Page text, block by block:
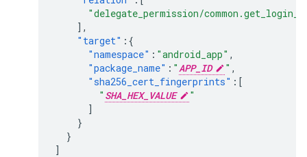
"delegate_permission/
],
"target" :{
"namespace" : "android_app" ,
"package_name" : "APP_ID " ,
"sha256_cert_fingerprints" :[
" SHA_HEX_VALUE
"
]
}
}
]